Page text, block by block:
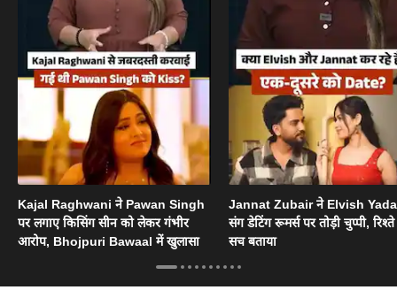
Kajal Raghwani ने Pawan Singh
पर लगाए किसिंग सीन को लेकर गंभीर
आरोप, Bhojpuri Bawaal में खुलासा
Jannat Zubair ने Elvish
संग डेटिंग रूमर्स पर तोड़ी चुप्पी,
सच बताया